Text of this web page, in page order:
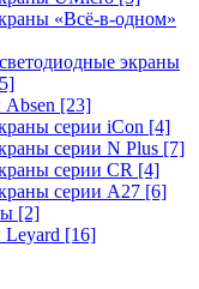
«Всё-в-одном»
экраны
[23]
серии iCon [4]
серии N Plus [7]
серии CR [4]
серии А27 [6]
[2]
[16]